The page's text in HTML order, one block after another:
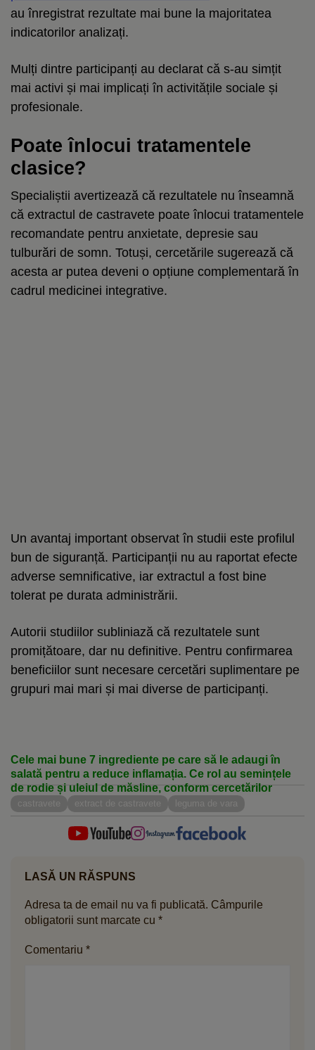
au înregistrat rezultate mai bune la majoritatea
indicatorilor analizați.
Mulți dintre participanți au declarat că s-au simțit
mai activi și mai implicați în activitățile sociale și
profesionale.
Poate înlocui tratamentele
clasice?
Specialiștii avertizează că rezultatele nu înseamnă
că extractul de castravete poate înlocui tratamentele
recomandate pentru anxietate, depresie sau
tulburări de somn. Totuși, cercetările sugerează că
acesta ar putea deveni o opțiune complementară în
cadrul medicinei integrative.
Un avantaj important observat în studii este profilul
bun de siguranță. Participanții nu au raportat efecte
adverse semnificative, iar extractul a fost bine
tolerat pe durata administrării.
Autorii studiilor subliniază că rezultatele sunt
promițătoare, dar nu definitive. Pentru confirmarea
beneficiilor sunt necesare cercetări suplimentare pe
grupuri mai mari și mai diverse de participanți.
Cele mai bune 7 ingrediente pe care să le adaugi în
salată pentru a reduce inflamația. Ce rol au semințele
de rodie și uleiul de măsline, conform cercetărilor
castravete extract de castravete leguma de vara
LASĂ UN RĂSPUNS
Adresa ta de email nu va fi publicată. Câmpurile
obligatorii sunt marcate cu *
Comentariu *